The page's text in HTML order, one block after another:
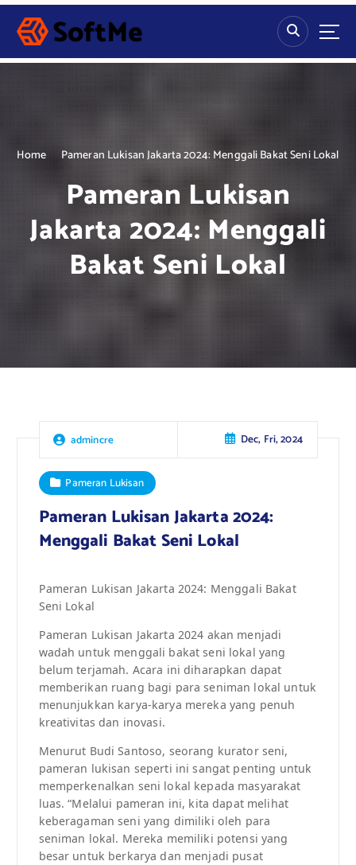
S
p
Home Pameran Lukisan Jakarta 2024: Menggali Bakat Seni Lokal
Pameran Lukisan
Jakarta 2024: Menggali
Bakat Seni Lokal
admincre Dec, Fri, 2024
Pameran Lukisan
Pameran Lukisan Jakarta 2024:
Menggali Bakat Seni Lokal
Pameran Lukisan Jakarta 2024: Menggali Bakat
Seni Lokal
Pameran Lukisan Jakarta 2024 akan menjadi
wadah untuk menggali bakat seni lokal yang
belum terjamah. Acara ini diharapkan dapat
memberikan ruang bagi para seniman lokal untuk
menunjukkan karya-karya mereka yang penuh
kreativitas dan inovasi.
Menurut Budi Santoso, seorang kurator seni,
pameran lukisan seperti ini sangat penting untuk
memperkenalkan seni lokal kepada masyarakat
luas. “Melalui pameran ini, kita dapat melihat
keberagaman seni yang dimiliki oleh para
seniman lokal. Mereka memiliki potensi yang
besar untuk berkarya dan menjadi pusat